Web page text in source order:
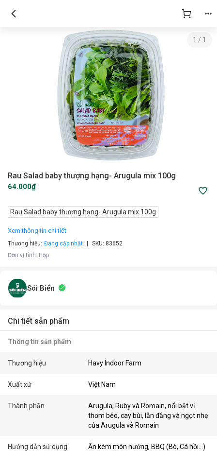
1 / 1
Rau Salad baby thượng hạng- Arugula mix 100g
64.000₫
Rau Salad baby thượng hạng- Arugula mix 100g
Xem thông tin chi tiết
Thương hiệu: Đang cập nhật SKU: 83652
Đơn vị tính: Hộp
Sói Biển
Chi tiết sản phẩm
Thông tin sản phẩm
Thương hiệu Havy Indoor Farm
Xuất xứ Việt Nam
Thành phần
Arugula, Ruby và Romain, nổi bật vị
thơm béo, cay bùi, lẫn đắng và ngọt nhẹ
của Arugula và Romain
Hướng dẫn sử dụng
Ăn kèm món nướng, BBQ (Bò, Cá hồi…)